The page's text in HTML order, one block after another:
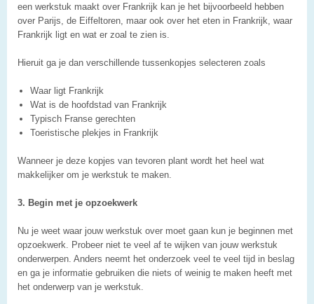
een werkstuk maakt over Frankrijk kan je het bijvoorbeeld hebben
over Parijs, de Eiffeltoren, maar ook over het eten in Frankrijk, waar
Frankrijk ligt en wat er zoal te zien is.
Hieruit ga je dan verschillende tussenkopjes selecteren zoals
Waar ligt Frankrijk
Wat is de hoofdstad van Frankrijk
Typisch Franse gerechten
Toeristische plekjes in Frankrijk
Wanneer je deze kopjes van tevoren plant wordt het heel wat
makkelijker om je werkstuk te maken.
3. Begin met je opzoekwerk
Nu je weet waar jouw werkstuk over moet gaan kun je beginnen met
opzoekwerk. Probeer niet te veel af te wijken van jouw werkstuk
onderwerpen. Anders neemt het onderzoek veel te veel tijd in beslag
en ga je informatie gebruiken die niets of weinig te maken heeft met
het onderwerp van je werkstuk.